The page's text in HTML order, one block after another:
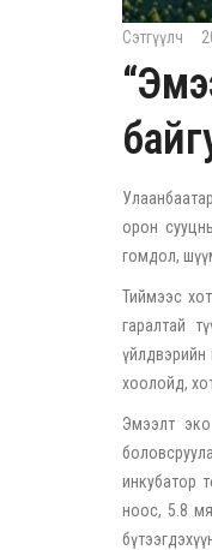
Сэтгүүлч
орон
гомдол,
Тиймээс
гаралтай
үйлдвэрийн
хоолойд,
Эмээлт
инкубатор
ноос, 5.8